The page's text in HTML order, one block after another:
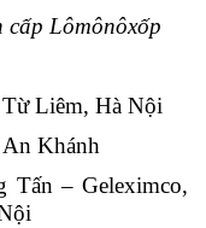
Lômônôxốp
Liêm, Hà Nội
Khánh
– Geleximco,